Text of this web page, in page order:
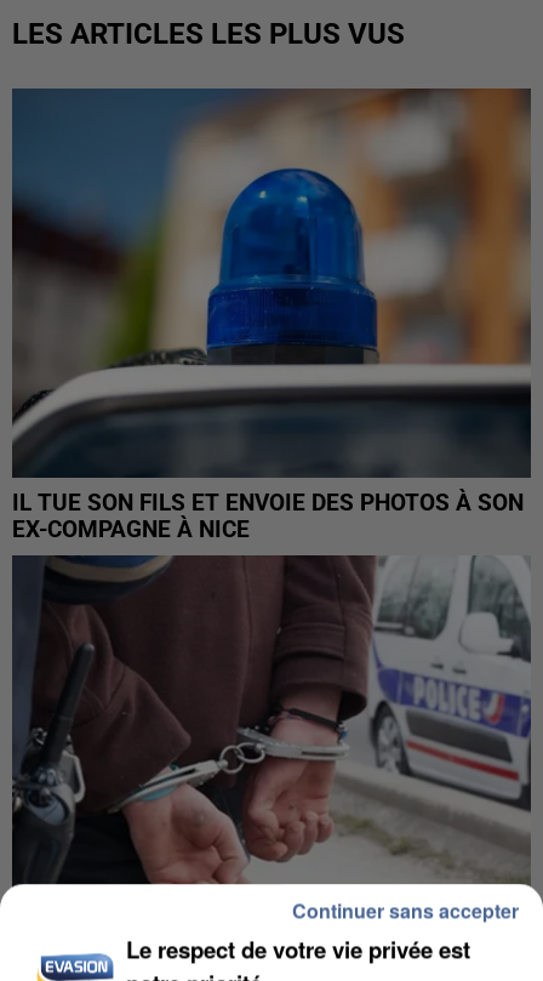
LES ARTICLES LES PLUS VUS
IL TUE SON FILS ET ENVOIE DES PHOTOS À SON
EX-COMPAGNE À NICE
L’UN DES FONDATEURS SUPPOSÉS DE LA DZ
Le respect de votre vie privée est
Continuer sans accepter